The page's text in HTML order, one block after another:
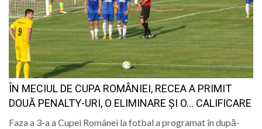
ÎN MECIUL DE CUPA ROMÂNIEI, RECEA A PRIMIT
DOUĂ PENALTY-URI, O ELIMINARE ȘI O… CALIFICARE
Faza a 3-a a Cupei Românei la fotbal a programat în după-